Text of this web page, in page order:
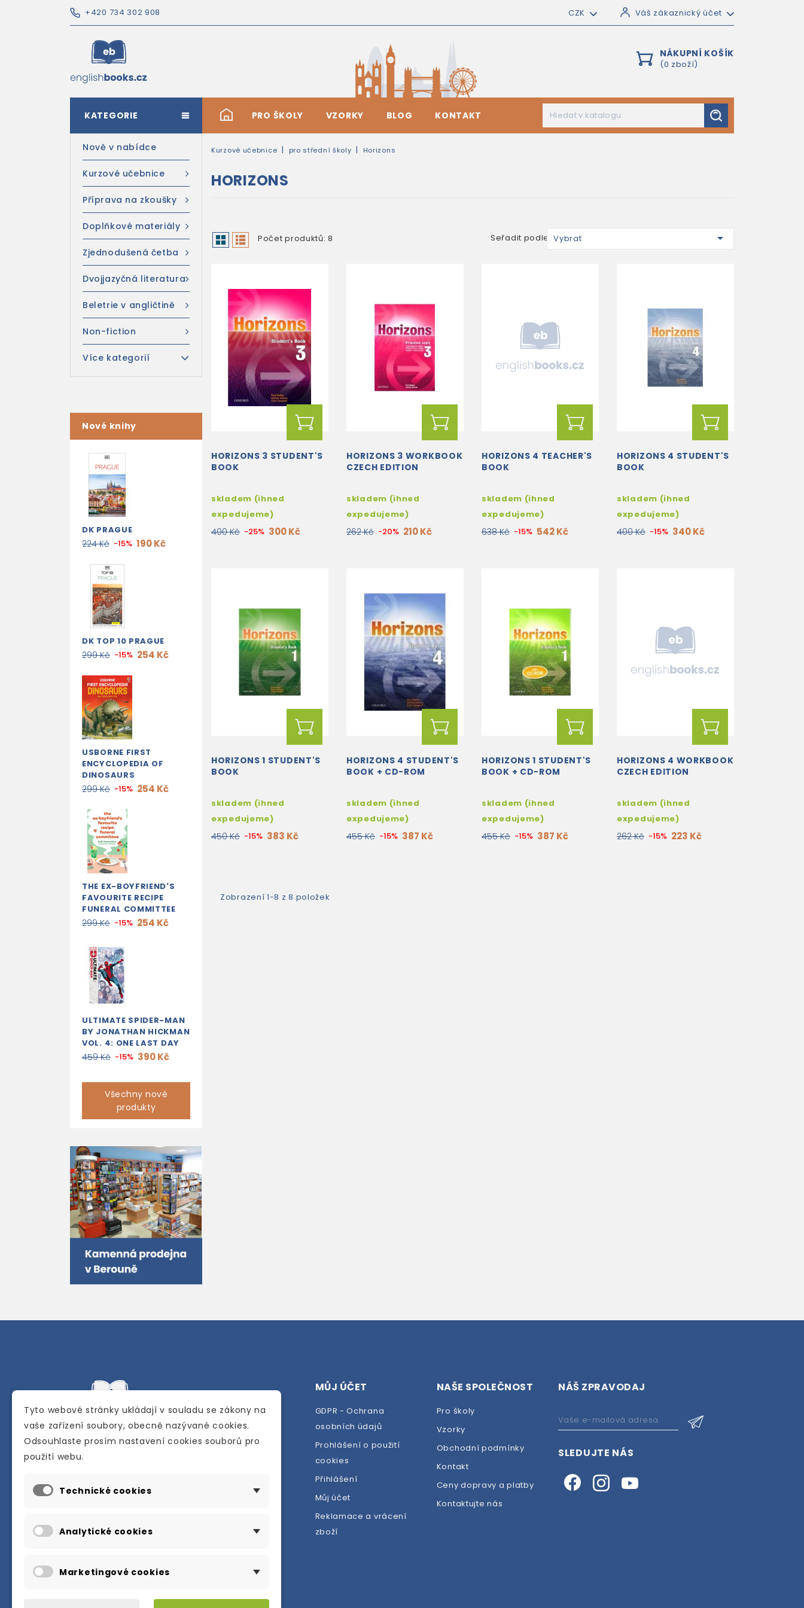
+420 734 302 908 CZK Váš zákaznický účet
NÁKUPNÍ KOŠÍK
(0 zboží)
# PRO ŠKOLY VZORKY BLOG KONTAKT
KATEGORIE
Nově v nabídce
Kurzové učebnice
Příprava na zkoušky
Doplňkové materiály
Zjednodušená četba
Dvojjazyčná literatura
Beletrie v angličtině
Non-fiction
Více kategorií
Nové knihy
DK PRAGUE
224 Kč -15% 190 Kč
DK TOP 10 PRAGUE
299 Kč -15% 254 Kč
USBORNE FIRST
ENCYCLOPEDIA OF
DINOSAURS
299 Kč -15% 254 Kč
THE EX-BOYFRIEND'S
FAVOURITE RECIPE
FUNERAL COMMITTEE
299 Kč -15% 254 Kč
ULTIMATE SPIDER-MAN
BY JONATHAN HICKMAN
VOL. 4: ONE LAST DAY
459 Kč -15% 390 Kč
Všechny nové
produkty
Kurzové učebnice pro střední školy Horizons
HORIZONS
Počet produktů: 8 Seřadit podle: Vybrat 
HORIZONS 3 STUDENT'S
BOOK
skladem (ihned
expedujeme)
400 Kč -25% 300 Kč
HORIZONS 3 WORKBOOK
CZECH EDITION
skladem (ihned
expedujeme)
262 Kč -20% 210 Kč
HORIZONS 4 TEACHER'S
BOOK
skladem (ihned
expedujeme)
638 Kč -15% 542 Kč
HORIZONS 4 STUDENT'S
BOOK
skladem (ihned
expedujeme)
400 Kč -15% 340 Kč
HORIZONS 1 STUDENT'S
BOOK
skladem (ihned
expedujeme)
450 Kč -15% 383 Kč
HORIZONS 4 STUDENT'S
BOOK + CD-ROM
skladem (ihned
expedujeme)
455 Kč -15% 387 Kč
HORIZONS 1 STUDENT'S
BOOK + CD-ROM
skladem (ihned
expedujeme)
455 Kč -15% 387 Kč
HORIZONS 4 WORKBOOK
CZECH EDITION
skladem (ihned
expedujeme)
262 Kč -15% 223 Kč
Zobrazení 1-8 z 8 položek
Internetové a kamenné knihkupectví se
anglického jazyka.
Karly Machové 48 Beroun 266 01
info@englishbooks.cz
MŮJ ÚČET
GDPR - Ochrana
osobních údajů
Prohlášení o použití
cookies
Přihlášení
Můj účet
Reklamace a vrácení
zboží
NAŠE SPOLEČNOST
Pro školy
Vzorky
Obchodní podmínky
Kontakt
Ceny dopravy a platby
Kontaktujte nás
NÁŠ ZPRAVODAJ
SLEDUJTE NÁS
Tyto webové stránky ukládají v souladu se zákony na
vaše zařízení soubory, obecně nazývané cookies.
Odsouhlaste prosím nastavení cookies souborů pro
použití webu.
Technické cookies
Analytické cookies
Marketingové cookies